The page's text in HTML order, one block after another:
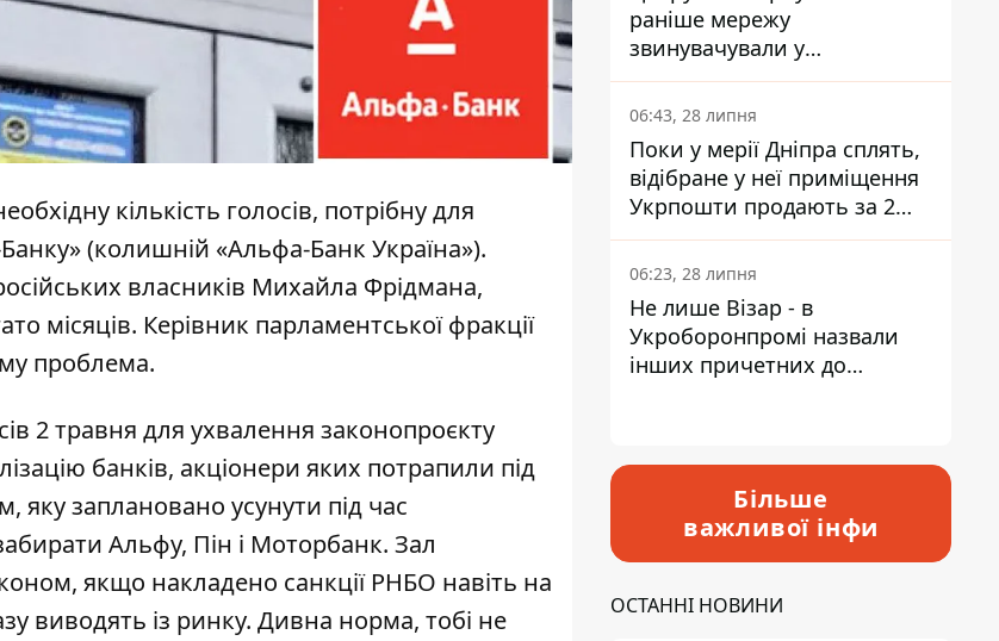
кількість голосів, потрібну для
(колишній «Альфа-Банк Україна»).
власників Михайла Фрідмана,
місяців. Керівник парламентської фракції
проблема.
2 травня для ухвалення законопроєкту
банків, акціонери яких потрапили під
яку заплановано усунути під час
Альфу, Пін і Моторбанк. Зал
якщо накладено санкції РНБО навіть на
виводять із ринку. Дивна норма, тобі не
раніше мережу
звинувачували у
контрабанді техніки та
ухиленні від сплати
податків
06:43, 28 липня
Поки у мерії Дніпра сплять,
відібране у неї приміщення
Укрпошти продають за 2
мільйони
06:23, 28 липня
Не лише Візар - в
Укроборонпромі назвали
інших причетних до
Більше
важливої інфи
ОСТАННІ НОВИНИ